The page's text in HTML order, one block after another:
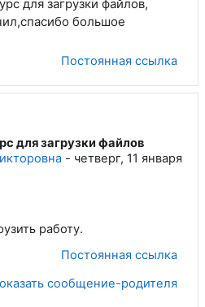
для загрузки файлов,
большое
Постоянная ссылка
Махмадлоикович
для загрузки файлов
- четверг, 11 января
работу.
Постоянная ссылка
сообщение-родителя